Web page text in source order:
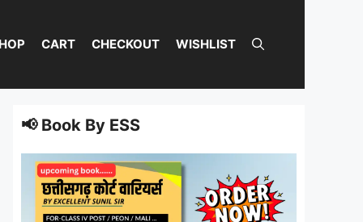
CART CHECKOUT WISHLIST
📢 Book By ESS